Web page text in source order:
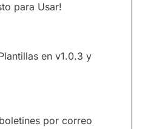
para Usar!
en v1.0.3 y
por correo